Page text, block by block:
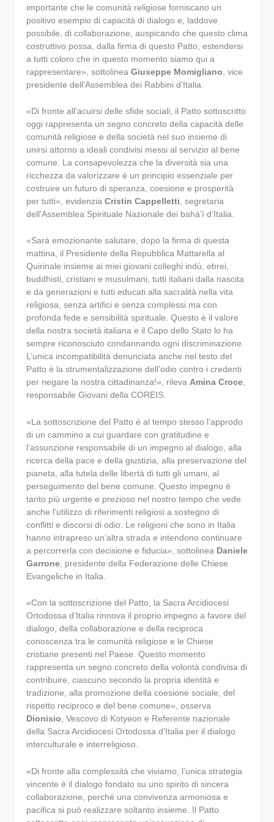
importante che le comunità religiose forniscano un
positivo esempio di capacità di dialogo e, laddove
possibile, di collaborazione, auspicando che questo clima
costruttivo possa, dalla firma di questo Patto, estendersi
a tutti coloro che in questo momento siamo qui a
rappresentare», sottolinea Giuseppe Momigliano , vice
presidente dell’Assemblea dei Rabbini d’Italia.
«Di fronte all’acuirsi delle sfide sociali, il Patto sottoscritto
oggi rappresenta un segno concreto della capacità delle
comunità religiose e della società nel suo insieme di
unirsi attorno a ideali condivisi messi al servizio al bene
comune. La consapevolezza che la diversità sia una
ricchezza da valorizzare è un principio essenziale per
costruire un futuro di speranza, coesione e prosperità
per tutti», evidenzia Cristin Cappelletti , segretaria
dell’Assemblea Spirituale Nazionale dei bahá’í d’Italia.
«Sarà emozionante salutare, dopo la firma di questa
mattina, il Presidente della Repubblica Mattarella al
Quirinale insieme ai miei giovani colleghi indù, ebrei,
buddhisti, cristiani e musulmani, tutti italiani dalla nascita
e da generazioni e tutti educati alla sacralità nella vita
religiosa, senza artifici e senza complessi ma con
profonda fede e sensibilità spirituale. Questo è il valore
della nostra società italiana e il Capo dello Stato lo ha
sempre riconosciuto condannando ogni discriminazione.
L’unica incompatibilità denunciata anche nel testo del
Patto è la strumentalizzazione dell’odio contro i credenti
per negare la nostra cittadinanza!», rileva Amina Croce,
responsabile Giovani della COREIS.
«La sottoscrizione del Patto è al tempo stesso l’approdo
di un cammino a cui guardare con gratitudine e
l’assunzione responsabile di un impegno al dialogo, alla
ricerca della pace e della giustizia, alla preservazione del
pianeta, alla tutela delle libertà di tutti gli umani, al
perseguimento del bene comune. Questo impegno è
tanto più urgente e prezioso nel nostro tempo che vede
anche l’utilizzo di riferimenti religiosi a sostegno di
conflitti e discorsi di odio. Le religioni che sono in Italia
hanno intrapreso un’altra strada e intendono continuare
a percorrerla con decisione e fiducia», sottolinea Daniele
Garrone, presidente della Federazione delle Chiese
Evangeliche in Italia.
«Con la sottoscrizione del Patto, la Sacra Arcidiocesi
Ortodossa d’Italia rinnova il proprio impegno a favore del
dialogo, della collaborazione e della reciproca
conoscenza tra le comunità religiose e le Chiese
cristiane presenti nel Paese. Questo momento
rappresenta un segno concreto della volontà condivisa di
contribuire, ciascuno secondo la propria identità e
tradizione, alla promozione della coesione sociale, del
rispetto reciproco e del bene comune», osserva
Dionisio, Vescovo di Kotyeon e Referente nazionale
della Sacra Arcidiocesi Ortodossa d’Italia per il dialogo
interculturale e interreligioso.
«Di fronte alla complessità che viviamo, l’unica strategia
vincente è il dialogo fondato su uno spirito di sincera
collaborazione, perché una convivenza armoniosa e
pacifica si può realizzare soltanto insieme. Il Patto